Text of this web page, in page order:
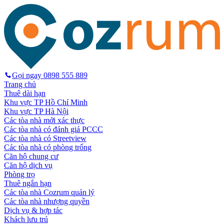
Gọi ngay 0898 555 889
Trang chủ
Thuê dài hạn
Khu vực TP Hồ Chí Minh
Khu vực TP Hà Nội
Các tòa nhà mới xác thực
Các tòa nhà có đánh giá PCCC
Các tòa nhà có Streetview
Các tòa nhà có phòng trống
Căn hộ chung cư
Căn hộ dịch vụ
Phòng trọ
Thuê ngắn hạn
Các tòa nhà Cozrum quản lý
Các tòa nhà nhượng quyền
Dịch vụ & hợp tác
Khách lưu trú